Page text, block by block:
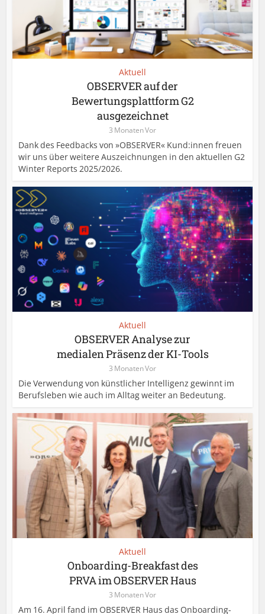
Aktuell
OBSERVER auf der
Bewertungsplattform G2
ausgezeichnet
3 Monaten Vor
Dank des Feedbacks von »OBSERVER« Kund:innen freuen
wir uns über weitere Auszeichnungen in den aktuellen G2
Winter Reports 2025/2026.
Aktuell
OBSERVER Analyse zur
medialen Präsenz der KI-Tools
3 Monaten Vor
Die Verwendung von künstlicher Intelligenz gewinnt im
Berufsleben wie auch im Alltag weiter an Bedeutung.
Aktuell
Onboarding-Breakfast des
PRVA im OBSERVER Haus
3 Monaten Vor
Am 16. April fand im OBSERVER Haus das Onboarding-